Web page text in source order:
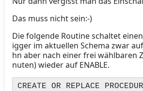
Das muss nicht sein:-)
Die folgende Routine schaltet
igger im aktuellen Schema zwar auf
hn aber nach einer frei wählbaren
nuten) wieder auf ENABLE.
CREATE OR REPLACE